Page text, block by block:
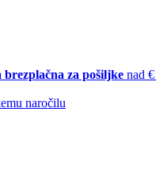
za pošiljke nad
naročilu